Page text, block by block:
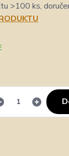
>100 ks,